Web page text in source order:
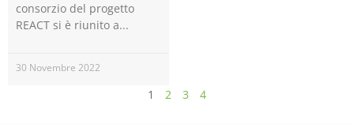
consorzio del progetto
REACT si è riunito a
30 Novembre 2022
1 2 3 4